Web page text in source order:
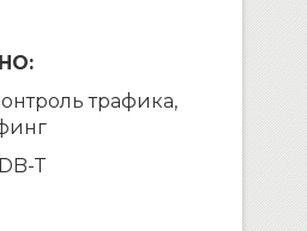
трафика,
T